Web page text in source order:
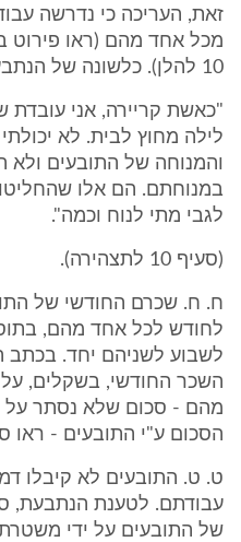
10 להלן). כלשונה של הנתבעת:
"כאשת קריירה, אני עובדת
לילה מחוץ לבית. לא
והמנוחה של התובעים
במנוחתם. הם אלו שהחליטו
לגבי מתי לנוח וכמה".
(סעיף 10 לתצהירה).
לשבוע לשניהם יחד. בכתב
מהם - סכום שלא נסתר על
הסכום ע"י התובעים - ראו סעיף 11
ט. ט. התובעים לא קיבלו
עבודתם. לטענת הנתבעת,
של התובעים על ידי